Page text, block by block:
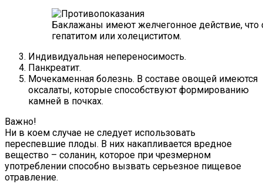
Баклажаны имеют желчегонное действие, что
гепатитом или холециститом.
Индивидуальная непереносимость.
Панкреатит.
Мочекаменная болезнь. В составе овощей имеются
оксалаты, которые способствуют формированию
камней в почках.
Важно!
Ни в коем случае не следует использовать
переспевшие плоды. В них накапливается вредное
вещество – соланин, которое при чрезмерном
употреблении способно вызвать серьезное пищевое
отравление.